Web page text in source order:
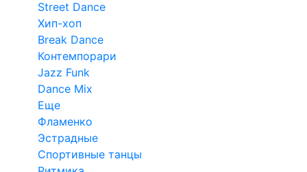
Street Dance
Хип-хоп
Break Dance
Контемпорари
Jazz Funk
Dance Mix
Еще
Фламенко
Эстрадные
Спортивные танцы